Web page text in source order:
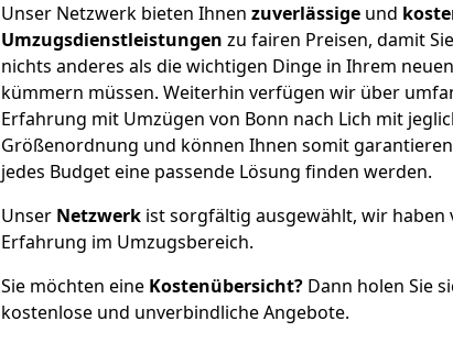
Unser Netzwerk bieten Ihnen zuverlässige und
Umzugsdienstleistungen zu fairen Preisen, damit
nichts anderes als die wichtigen Dinge in Ihrem
kümmern müssen. Weiterhin verfügen wir über
Erfahrung mit Umzügen von Bonn nach Lich mit
Größenordnung und können Ihnen somit
jedes Budget eine passende Lösung finden werden.
Unser Netzwerk ist sorgfältig ausgewählt, wir haben
Erfahrung im Umzugsbereich.
Sie möchten eine Kostenübersicht? Dann holen Sie
kostenlose und unverbindliche Angebote.